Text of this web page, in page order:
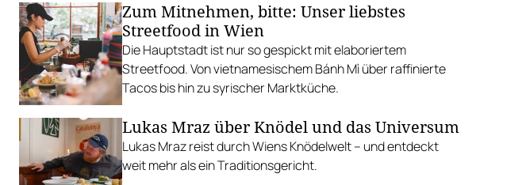
Zum Mitnehmen, bitte: Unser liebstes
Streetfood in Wien
Die Hauptstadt ist nur so gespickt mit elaboriertem
Streetfood. Von vietnamesischem Bánh Mì über raffinierte
Tacos bis hin zu syrischer Marktküche.
Lukas Mraz über Knödel und das Universum
Lukas Mraz reist durch Wiens Knödelwelt – und entdeckt
weit mehr als ein Traditionsgericht.